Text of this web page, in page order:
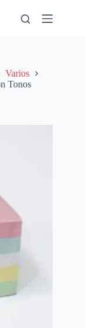
Varios
Tonos